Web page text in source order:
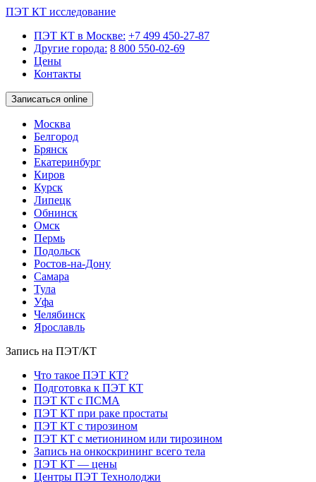
ПЭТ КТ исследование
ПЭТ КТ в Москве: +7 499 450-27-87
Другие города: 8 800 550-02-69
Цены
Контакты
Записаться online
Москва
Белгород
Брянск
Екатеринбург
Киров
Курск
Липецк
Обнинск
Омск
Пермь
Подольск
Ростов-на-Дону
Самара
Тула
Уфа
Челябинск
Ярославль
Запись на ПЭТ/КТ
Что такое ПЭТ КТ?
Подготовка к ПЭТ КТ
ПЭТ КТ с ПСМА
ПЭТ КТ при раке простаты
ПЭТ КТ с тирозином
ПЭТ КТ с метионином или тирозином
Запись на онкоскрининг всего тела
ПЭТ КТ — цены
Центры ПЭТ Технолоджи